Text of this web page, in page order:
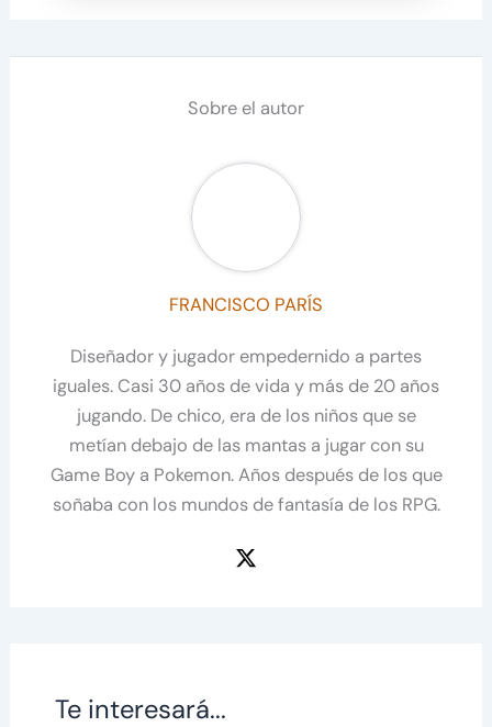
Sobre el autor
FRANCISCO PARÍS
Diseñador y jugador empedernido a partes
iguales. Casi 30 años de vida y más de 20 años
jugando. De chico, era de los niños que se
metían debajo de las mantas a jugar con su
Game Boy a Pokemon. Años después de los que
soñaba con los mundos de fantasía de los RPG.
Te interesará...